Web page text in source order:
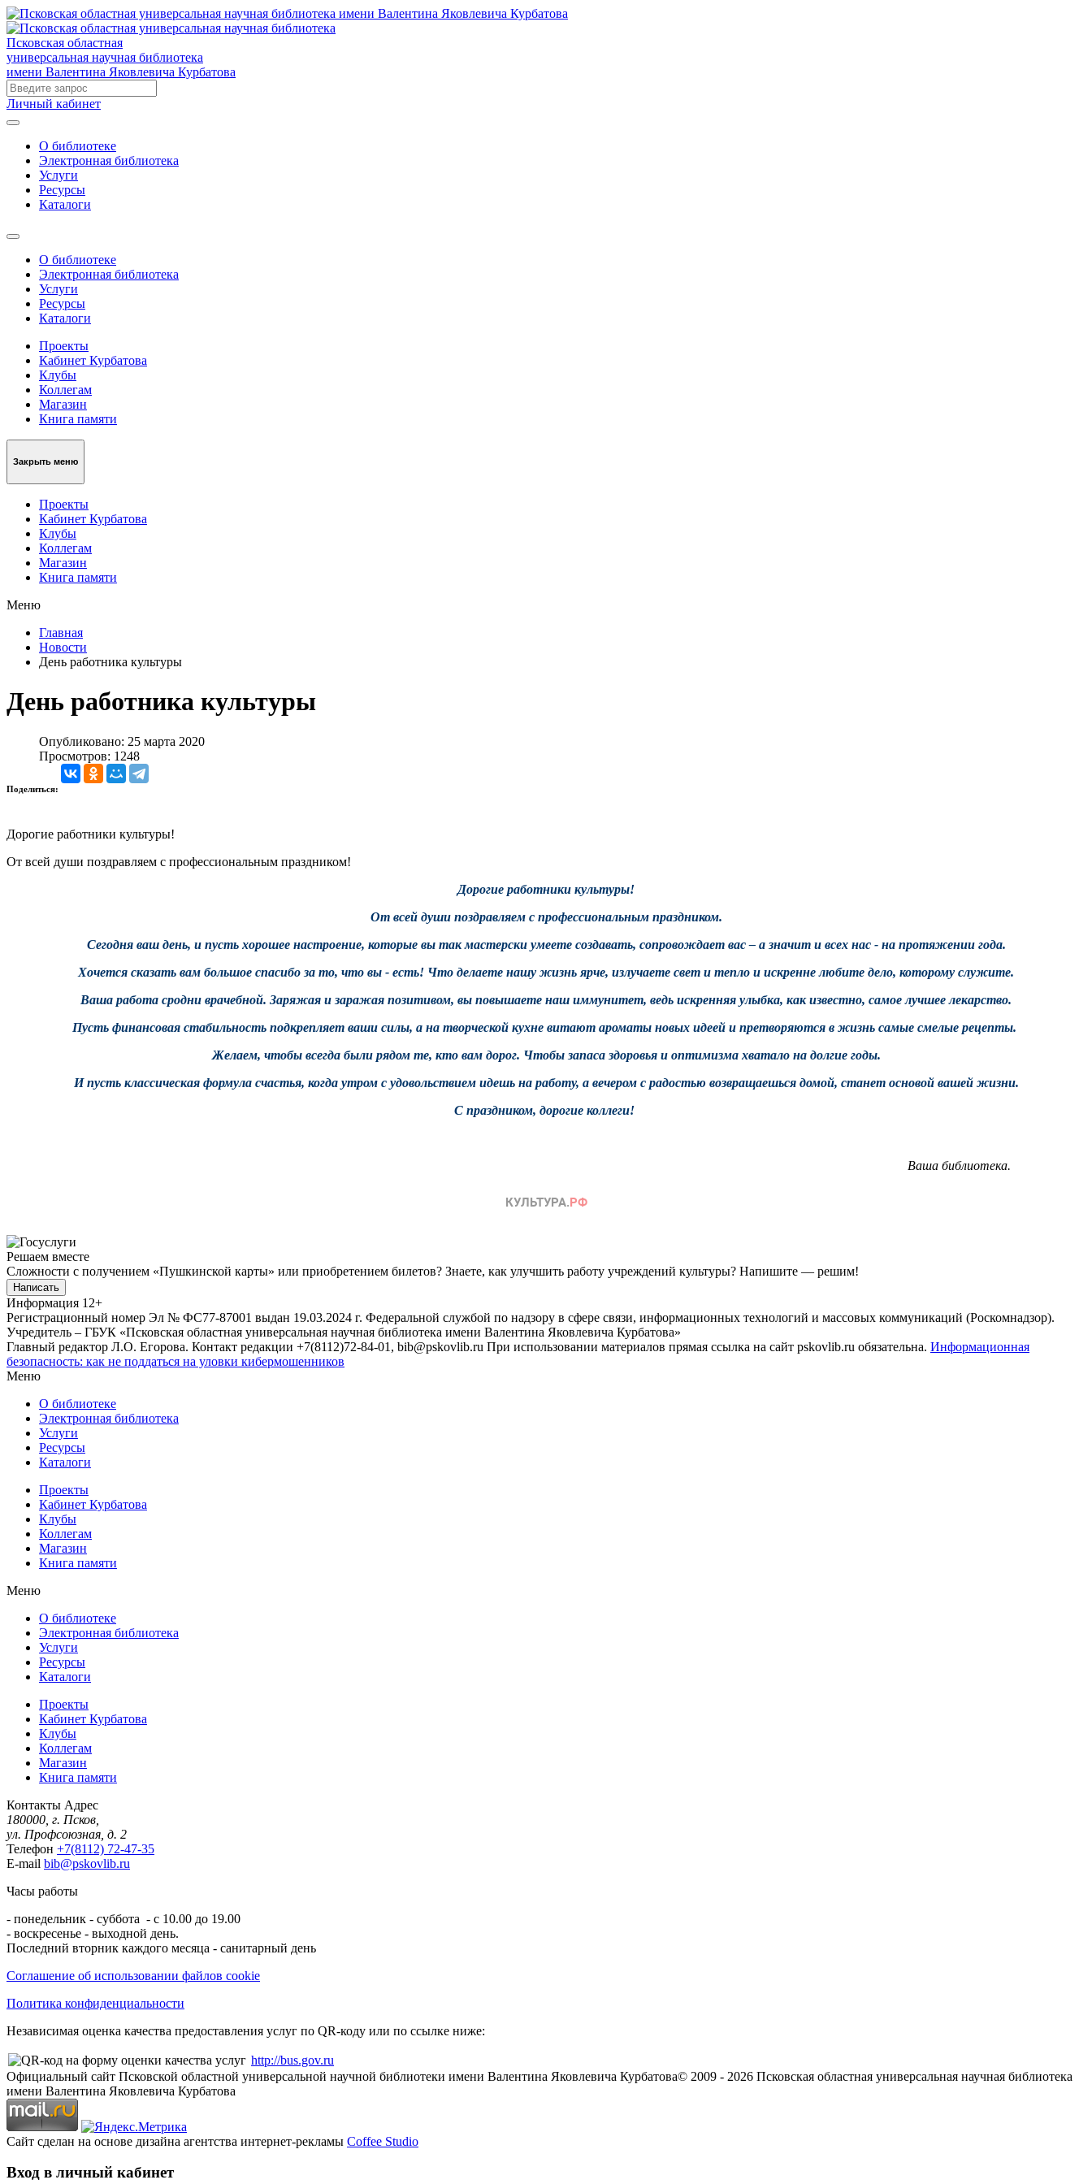
Псковская областная
универсальная научная библиотека
имени Валентина Яковлевича Курбатова
Личный кабинет
О библиотеке
Электронная библиотека
Услуги
Ресурсы
Каталоги
О библиотеке
Электронная библиотека
Услуги
Ресурсы
Каталоги
Проекты
Кабинет Курбатова
Клубы
Коллегам
Магазин
Книга памяти
Закрыть меню
Проекты
Кабинет Курбатова
Клубы
Коллегам
Магазин
Книга памяти
Меню
Главная
Новости
День работника культуры
День работника культуры
Опубликовано: 25 марта 2020
Просмотров: 1248
Поделиться:
Дорогие работники культуры!
От всей души поздравляем с профессиональным праздником!
Дорогие работники культуры!
От всей души поздравляем с профессиональным праздником.
Сегодня ваш день, и пусть хорошее настроение, которые вы так мастерски умеете создавать, сопровождает вас – а значит и всех нас - на протяжении года.
Хочется сказать вам большое спасибо за то, что вы - есть! Что делаете нашу жизнь ярче, излучаете свет и тепло и искренне любите дело, которому служите.
Ваша работа сродни врачебной. Заряжая и заражая позитивом, вы повышаете наш иммунитет, ведь искренняя улыбка, как известно, самое лучшее лекарство.
Пусть финансовая стабильность подкрепляет ваши силы, а на творческой кухне витают ароматы новых идеей и претворяются в жизнь самые смелые рецепты.
Желаем, чтобы всегда были рядом те, кто вам дорог. Чтобы запаса здоровья и оптимизма хватало на долгие годы.
И пусть классическая формула счастья, когда утром с удовольствием идешь на работу, а вечером с радостью возвращаешься домой, станет основой вашей жизни.
С праздником, дорогие коллеги!
Ваша библиотека.
Решаем вместе
Сложности с получением «Пушкинской карты» или приобретением билетов? Знаете, как улучшить работу учреждений культуры? Напишите — решим!
Написать
Информация 12+
Регистрационный номер Эл № ФС77-87001 выдан 19.03.2024 г. Федеральной службой по надзору в сфере связи, информационных технологий и массовых коммуникаций (Роскомнадзор).
Учредитель – ГБУК «Псковская областная универсальная научная библиотека имени Валентина Яковлевича Курбатова»
Главный редактор Л.О. Егорова. Контакт редакции +7(8112)72-84-01, bib@pskovlib.ru При использовании материалов прямая ссылка на сайт pskovlib.ru обязательна. Информационная
безопасность: как не поддаться на уловки кибермошенников
Меню
О библиотеке
Электронная библиотека
Услуги
Ресурсы
Каталоги
Проекты
Кабинет Курбатова
Клубы
Коллегам
Магазин
Книга памяти
Меню
О библиотеке
Электронная библиотека
Услуги
Ресурсы
Каталоги
Проекты
Кабинет Курбатова
Клубы
Коллегам
Магазин
Книга памяти
Контакты Адрес
180000, г. Псков,
ул. Профсоюзная, д. 2
Телефон +7(8112) 72-47-35
E-mail bib@pskovlib.ru
Часы работы
- понедельник - суббота - с 10.00 до 19.00
- воскресенье - выходной день.
Последний вторник каждого месяца - санитарный день
Соглашение об использовании файлов cookie
Политика конфиденциальности
Независимая оценка качества предоставления услуг по QR-коду или по ссылке ниже:
http://bus.gov.ru
Официальный сайт Псковской областной универсальной научной библиотеки имени Валентина Яковлевича Курбатова© 2009 - 2026 Псковская областная универсальная научная библиотека
имени Валентина Яковлевича Курбатова
Сайт сделан на основе дизайна агентства интернет-рекламы Coffee Studio
Вход в личный кабинет